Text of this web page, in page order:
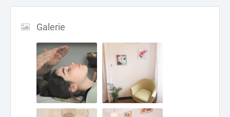
Galerie